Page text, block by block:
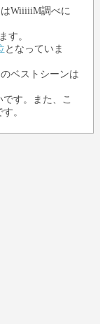
はWiiiiiM調べに
す。
となっていま
のベストシーンは
す。また、こ
。